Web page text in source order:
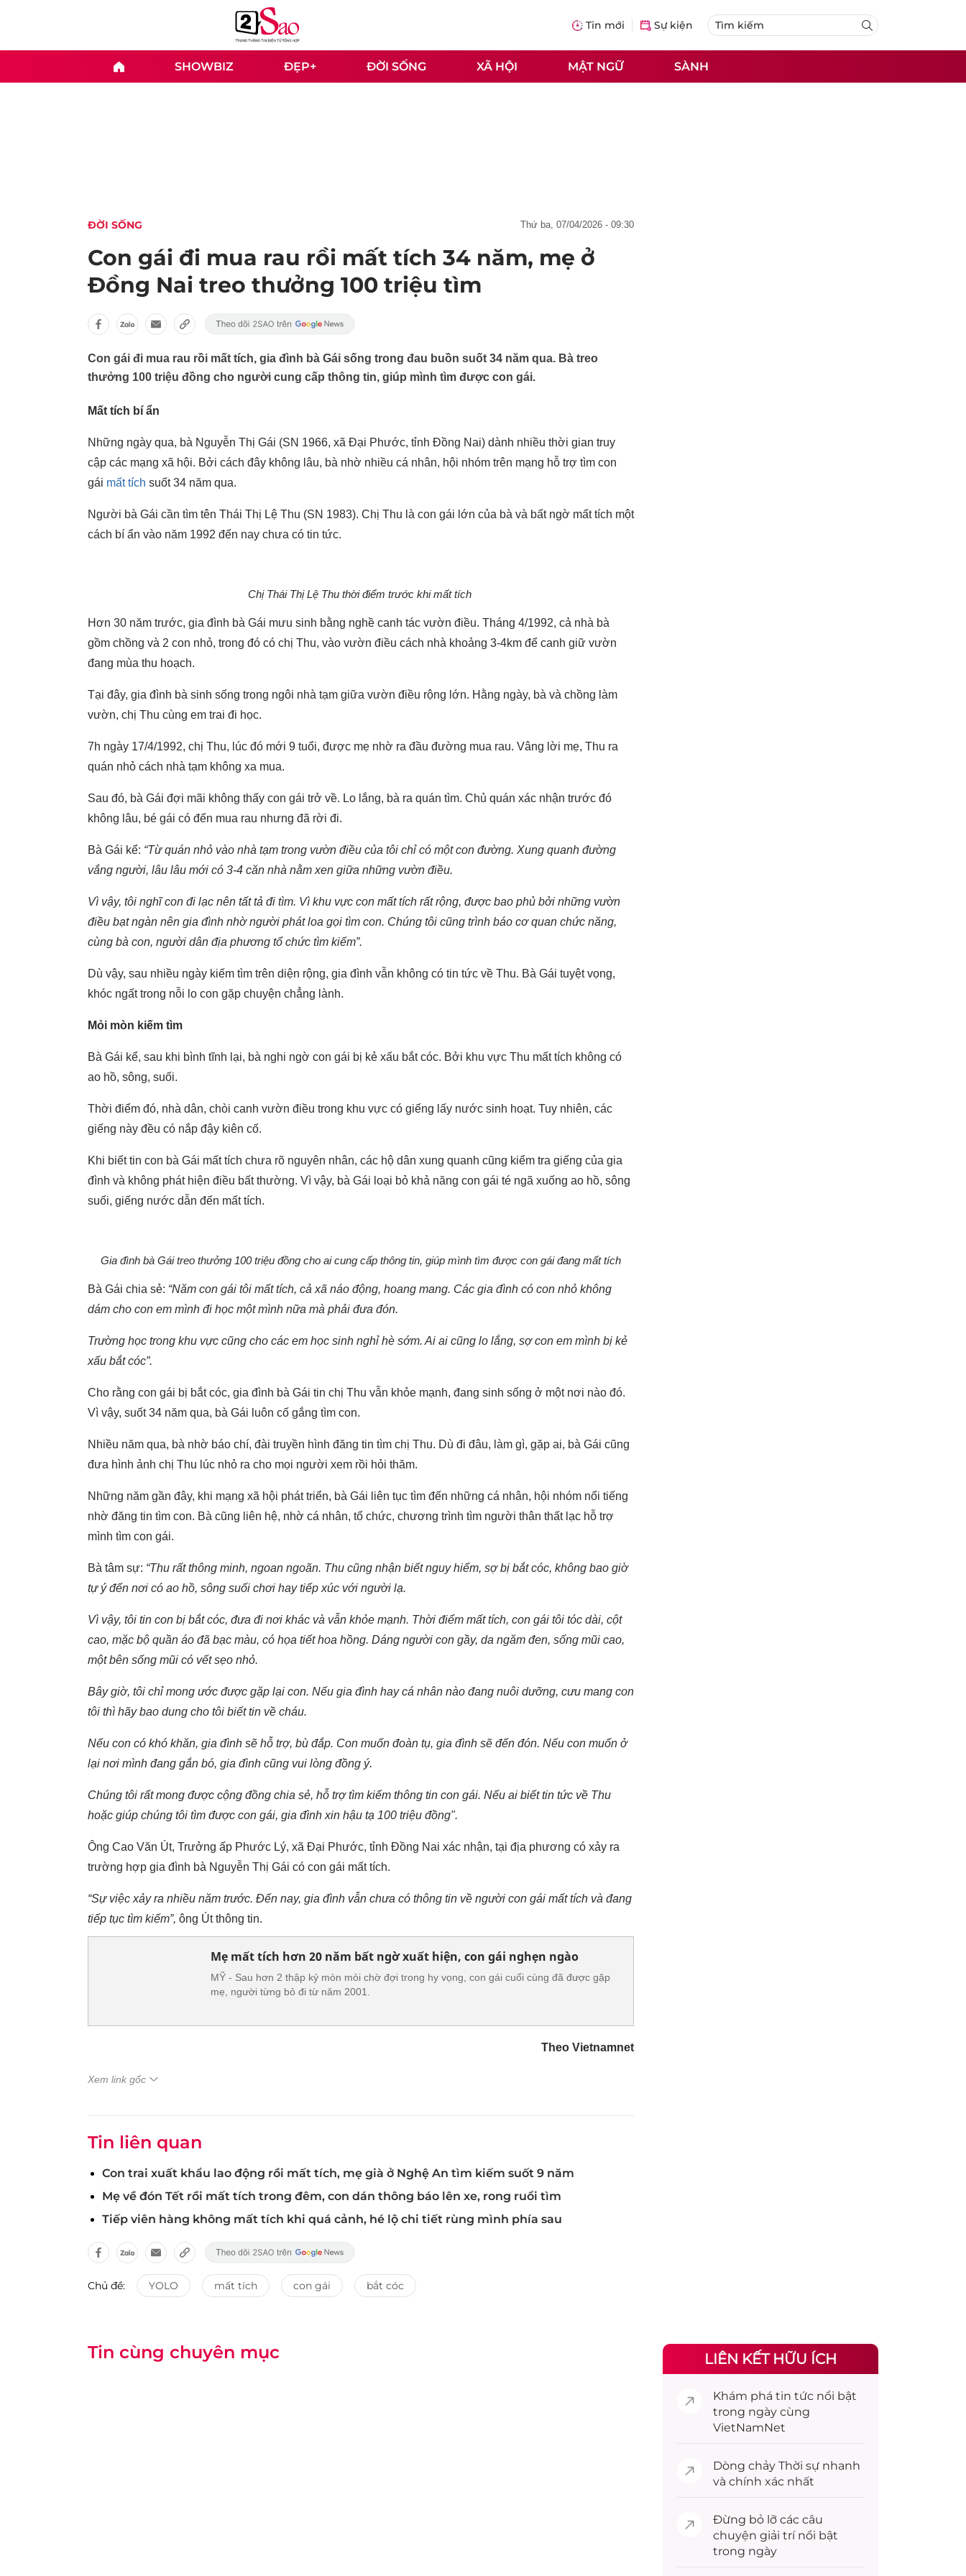
Tin mới Sự kiện
SHOWBIZ ĐẸP+ ĐỜI SỐNG XÃ HỘI MẬT NGỮ SÀNH
ĐỜI SỐNG thứ ba, 07/04/2026 - 09:30
Con gái đi mua rau rồi mất tích 34 năm, mẹ ở
Đồng Nai treo thưởng 100 triệu tìm
Con gái đi mua rau rồi mất tích, gia đình bà Gái sống trong đau buồn suốt 34 năm qua. Bà treo
thưởng 100 triệu đồng cho người cung cấp thông tin, giúp mình tìm được con gái.
Mất tích bí ẩn
Những ngày qua, bà Nguyễn Thị Gái (SN 1966, xã Đại Phước, tỉnh Đồng Nai) dành nhiều thời gian truy
cập các mạng xã hội. Bởi cách đây không lâu, bà nhờ nhiều cá nhân, hội nhóm trên mạng hỗ trợ tìm con
gái mất tích suốt 34 năm qua.
Người bà Gái cần tìm tên Thái Thị Lệ Thu (SN 1983). Chị Thu là con gái lớn của bà và bất ngờ mất tích một
cách bí ẩn vào năm 1992 đến nay chưa có tin tức.
Chị Thái Thị Lệ Thu thời điểm trước khi mất tích
Hơn 30 năm trước, gia đình bà Gái mưu sinh bằng nghề canh tác vườn điều. Tháng 4/1992, cả nhà bà
gồm chồng và 2 con nhỏ, trong đó có chị Thu, vào vườn điều cách nhà khoảng 3-4km để canh giữ vườn
đang mùa thu hoạch.
Tại đây, gia đình bà sinh sống trong ngôi nhà tạm giữa vườn điều rộng lớn. Hằng ngày, bà và chồng làm
vườn, chị Thu cùng em trai đi học.
7h ngày 17/4/1992, chị Thu, lúc đó mới 9 tuổi, được mẹ nhờ ra đầu đường mua rau. Vâng lời mẹ, Thu ra
quán nhỏ cách nhà tạm không xa mua.
Sau đó, bà Gái đợi mãi không thấy con gái trở về. Lo lắng, bà ra quán tìm. Chủ quán xác nhận trước đó
không lâu, bé gái có đến mua rau nhưng đã rời đi.
Bà Gái kể: “Từ quán nhỏ vào nhà tạm trong vườn điều của tôi chỉ có một con đường. Xung quanh đường
vắng người, lâu lâu mới có 3-4 căn nhà nằm xen giữa những vườn điều.
Vì vậy, tôi nghĩ con đi lạc nên tất tả đi tìm. Vì khu vực con mất tích rất rộng, được bao phủ bởi những vườn
điều bạt ngàn nên gia đình nhờ người phát loa gọi tìm con. Chúng tôi cũng trình báo cơ quan chức năng,
cùng bà con, người dân địa phương tổ chức tìm kiếm”.
Dù vậy, sau nhiều ngày kiếm tìm trên diện rộng, gia đình vẫn không có tin tức về Thu. Bà Gái tuyệt vọng,
khóc ngất trong nỗi lo con gặp chuyện chẳng lành.
Mỏi mòn kiếm tìm
Bà Gái kể, sau khi bình tĩnh lại, bà nghi ngờ con gái bị kẻ xấu bắt cóc. Bởi khu vực Thu mất tích không có
ao hồ, sông, suối.
Thời điểm đó, nhà dân, chòi canh vườn điều trong khu vực có giếng lấy nước sinh hoạt. Tuy nhiên, các
giếng này đều có nắp đậy kiên cố.
Khi biết tin con bà Gái mất tích chưa rõ nguyên nhân, các hộ dân xung quanh cũng kiểm tra giếng của gia
đình và không phát hiện điều bất thường. Vì vậy, bà Gái loại bỏ khả năng con gái té ngã xuống ao hồ, sông
suối, giếng nước dẫn đến mất tích.
Gia đình bà Gái treo thưởng 100 triệu đồng cho ai cung cấp thông tin, giúp mình tìm được con gái đang mất tích
Bà Gái chia sẻ: “Năm con gái tôi mất tích, cả xã náo động, hoang mang. Các gia đình có con nhỏ không
dám cho con em mình đi học một mình nữa mà phải đưa đón.
Trường học trong khu vực cũng cho các em học sinh nghỉ hè sớm. Ai ai cũng lo lắng, sợ con em mình bị kẻ
xấu bắt cóc”.
Cho rằng con gái bị bắt cóc, gia đình bà Gái tin chị Thu vẫn khỏe mạnh, đang sinh sống ở một nơi nào đó.
Vì vậy, suốt 34 năm qua, bà Gái luôn cố gắng tìm con.
Nhiều năm qua, bà nhờ báo chí, đài truyền hình đăng tin tìm chị Thu. Dù đi đâu, làm gì, gặp ai, bà Gái cũng
đưa hình ảnh chị Thu lúc nhỏ ra cho mọi người xem rồi hỏi thăm.
Những năm gần đây, khi mạng xã hội phát triển, bà Gái liên tục tìm đến những cá nhân, hội nhóm nổi tiếng
nhờ đăng tin tìm con. Bà cũng liên hệ, nhờ cá nhân, tổ chức, chương trình tìm người thân thất lạc hỗ trợ
mình tìm con gái.
Bà tâm sự: “Thu rất thông minh, ngoan ngoãn. Thu cũng nhận biết nguy hiểm, sợ bị bắt cóc, không bao giờ
tự ý đến nơi có ao hồ, sông suối chơi hay tiếp xúc với người lạ.
Vì vậy, tôi tin con bị bắt cóc, đưa đi nơi khác và vẫn khỏe mạnh. Thời điểm mất tích, con gái tôi tóc dài, cột
cao, mặc bộ quần áo đã bạc màu, có họa tiết hoa hồng. Dáng người con gầy, da ngăm đen, sống mũi cao,
một bên sống mũi có vết sẹo nhỏ.
Bây giờ, tôi chỉ mong ước được gặp lại con. Nếu gia đình hay cá nhân nào đang nuôi dưỡng, cưu mang con
tôi thì hãy bao dung cho tôi biết tin về cháu.
Nếu con có khó khăn, gia đình sẽ hỗ trợ, bù đắp. Con muốn đoàn tụ, gia đình sẽ đến đón. Nếu con muốn ở
lại nơi mình đang gắn bó, gia đình cũng vui lòng đồng ý.
Chúng tôi rất mong được cộng đồng chia sẻ, hỗ trợ tìm kiếm thông tin con gái. Nếu ai biết tin tức về Thu
hoặc giúp chúng tôi tìm được con gái, gia đình xin hậu tạ 100 triệu đồng".
Ông Cao Văn Út, Trưởng ấp Phước Lý, xã Đại Phước, tỉnh Đồng Nai xác nhận, tại địa phương có xảy ra
trường hợp gia đình bà Nguyễn Thị Gái có con gái mất tích.
“Sự việc xảy ra nhiều năm trước. Đến nay, gia đình vẫn chưa có thông tin về người con gái mất tích và đang
tiếp tục tìm kiếm”, ông Út thông tin.
Mẹ mất tích hơn 20 năm bất ngờ xuất hiện, con gái nghẹn ngào
MỸ - Sau hơn 2 thập kỷ mòn mỏi chờ đợi trong hy vọng, con gái cuối cùng đã được gặp
mẹ, người từng bỏ đi từ năm 2001.
Theo Vietnamnet
Xem link gốc
Tin liên quan
Con trai xuất khẩu lao động rồi mất tích, mẹ già ở Nghệ An tìm kiếm suốt 9 năm
Mẹ về đón Tết rồi mất tích trong đêm, con dán thông báo lên xe, rong ruổi tìm
Tiếp viên hàng không mất tích khi quá cảnh, hé lộ chi tiết rùng mình phía sau
Chủ đề: YOLO mất tích con gái bắt cóc
Tin cùng chuyên mục LIÊN KẾT HỮU ÍCH
Khám phá tin tức nổi bật
trong ngày cùng
VietNamNet
Dòng chảy Thời sự nhanh
và chính xác nhất
Đừng bỏ lỡ các câu
chuyện giải trínổi bật
trong ngày